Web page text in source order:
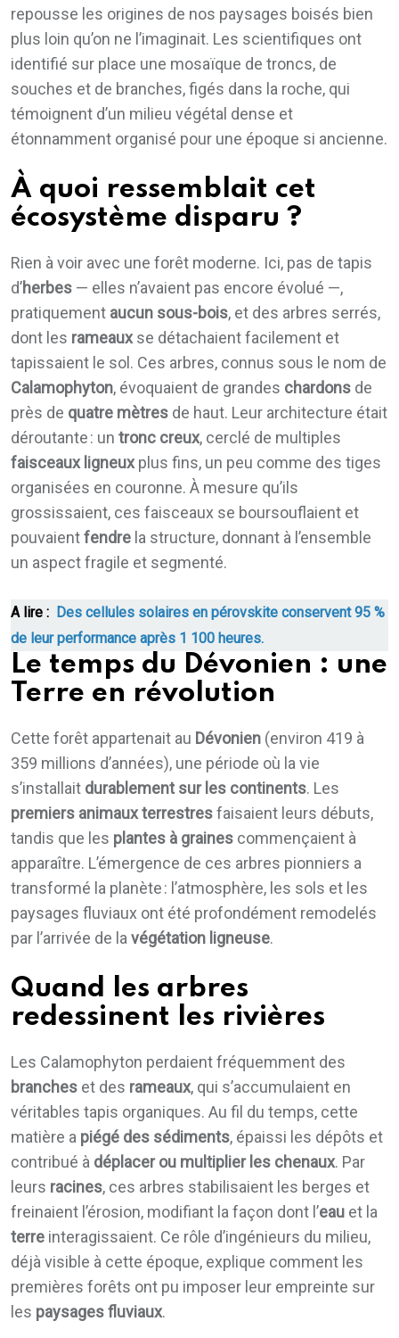
repousse les origines de nos paysages boisés bien
plus loin qu’on ne l’imaginait. Les scientifiques ont
identifié sur place une mosaïque de troncs, de
souches et de branches, figés dans la roche, qui
témoignent d’un milieu végétal dense et
étonnamment organisé pour une époque si ancienne.
À quoi ressemblait cet
écosystème disparu ?
Rien à voir avec une forêt moderne. Ici, pas de tapis
d’herbes — elles n’avaient pas encore évolué —,
pratiquement aucun sous-bois, et des arbres serrés,
dont les rameauxse détachaient facilement et
tapissaient le sol. Ces arbres, connus sous le nom de
Calamophyton, évoquaient de grandes chardons de
près de quatre mètres de haut. Leur architecture était
déroutante : un tronc creux, cerclé de multiples
faisceaux ligneuxplus fins, un peu comme des tiges
organisées en couronne. À mesure qu’ils
grossissaient, ces faisceaux se boursouflaient et
pouvaientfendre la structure, donnant à l’ensemble
un aspect fragile et segmenté.
A lire : Des cellules solaires en pérovskite conservent 95 %
de leur performance après 1 100 heures.
Le temps du Dévonien : une
Terre en révolution
Cette forêt appartenait au Dévonien (environ 419 à
359 millions d’années), une période où la vie
s’installait durablement sur les continents. Les
premiers animaux terrestresfaisaient leurs débuts,
tandis que les plantes à graines commençaient à
apparaître. L’émergence de ces arbres pionniers a
transformé la planète : l’atmosphère, les sols et les
paysages fluviaux ont été profondément remodelés
par l’arrivée de la végétation ligneuse.
Quand les arbres
redessinent les rivières
Les Calamophyton perdaient fréquemment des
branches et des rameaux, qui s’accumulaient en
véritables tapis organiques. Au fil du temps, cette
matière a piégé des sédiments, épaissi les dépôts et
contribué à déplacer ou multiplier les chenaux. Par
leurs racines, ces arbres stabilisaient les berges et
freinaient l’érosion, modifiant la façon dont l’eau et la
terre interagissaient. Ce rôle d’ingénieurs du milieu,
déjà visible à cette époque, explique comment les
premières forêts ont pu imposer leur empreinte sur
les paysages fluviaux.